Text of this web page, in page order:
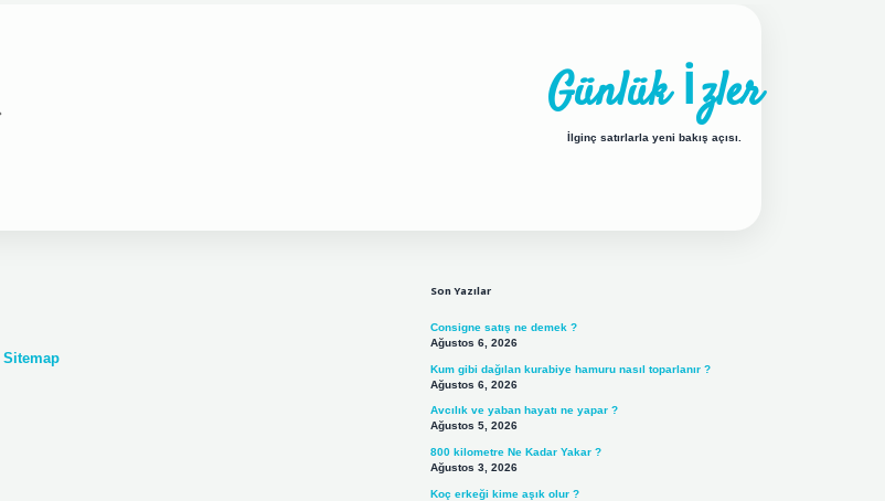
Günlük İzler
İlginç satırlarla yeni bakış açısı.
Sitemap
Son Yazılar
Consigne satış ne demek ?
Ağustos 6, 2026
Kum gibi dağılan kurabiye hamuru nasıl toparlanır ?
Ağustos 6, 2026
Avcılık ve yaban hayatı ne yapar ?
Ağustos 5, 2026
800 kilometre Ne Kadar Yakar ?
Ağustos 3, 2026
Koç erkeği kime aşık olur ?